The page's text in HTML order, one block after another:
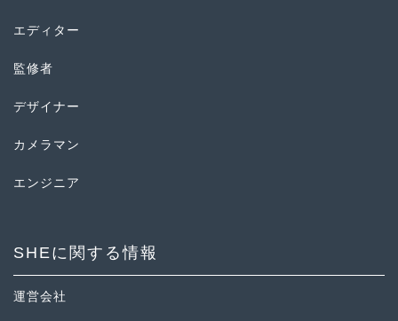
エディター
監修者
デザイナー
カメラマン
エンジニア
SHEに関する情報
運営会社